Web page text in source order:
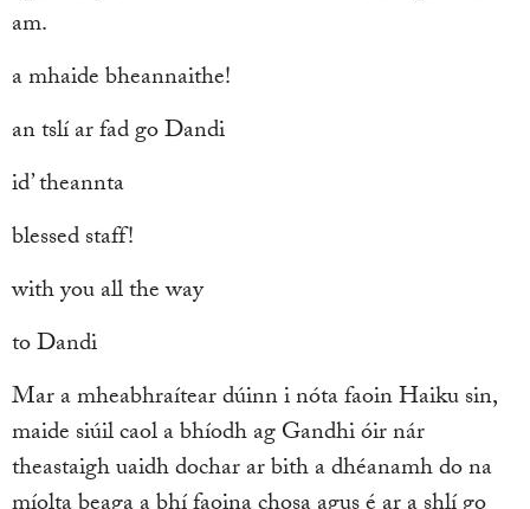
am.
a mhaide bheannaithe!
an tslí ar fad go Dandi
id’ theannta
blessed staff!
with you all the way
to Dandi
Mar a mheabhraítear dúinn i nóta faoin Haiku sin,
maide siúil caol a bhíodh ag Gandhi óir nár
theastaigh uaidh dochar ar bith a dhéanamh do na